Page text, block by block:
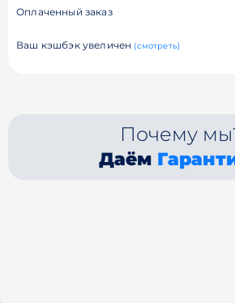
Оплаченный заказ
Ваш кэшбэк увеличен (смотреть)
Почему
Даём